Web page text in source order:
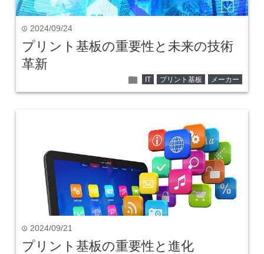
time 2024/09/24
プリント基板の重要性と未来の技術
革新
folder IT プリント基板 メーカー
time 2024/09/21
プリント基板の重要性と進化